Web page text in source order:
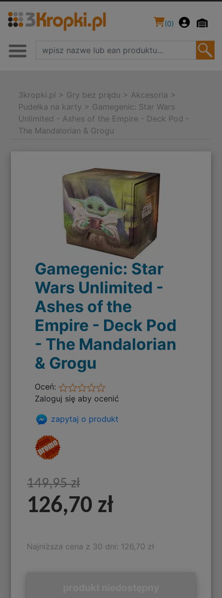
(0)
3kropki.pl > Gry bez prądu > Akcesoria >
Pudełka na karty > Gamegenic: Star Wars
Unlimited - Ashes of the Empire - Deck Pod -
The Mandalorian & Grogu
Gamegenic: Star
Wars Unlimited -
Ashes of the
Empire - Deck Pod
- The Mandalorian
& Grogu
Oceń:
Zaloguj się aby ocenić
zapytaj o produkt
149,95 zł
126,70 zł
Najniższa cena z 30 dni: 126,70 zł